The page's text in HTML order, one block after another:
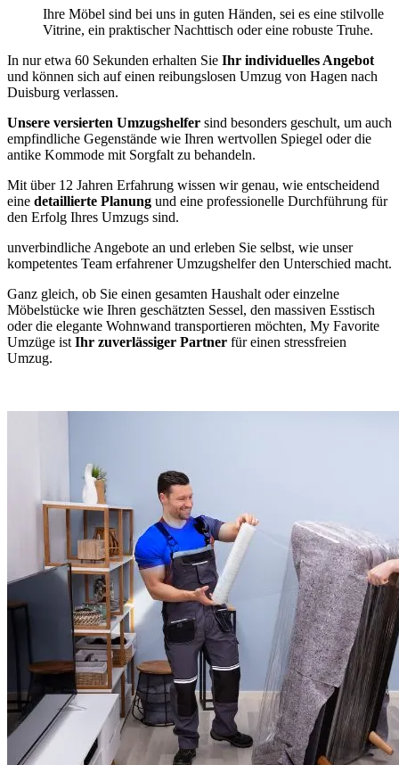
Ihre Möbel sind bei uns in guten Händen, sei es eine stilvolle
Vitrine, ein praktischer Nachttisch oder eine robuste Truhe.
In nur etwa 60 Sekunden erhalten Sie Ihr individuelles Angebot
und können sich auf einen reibungslosen Umzug von Hagen nach
Duisburg verlassen.
Unsere versierten Umzugshelfer sind besonders geschult, um auch
empfindliche Gegenstände wie Ihren wertvollen Spiegel oder die
antike Kommode mit Sorgfalt zu behandeln.
Mit über 12 Jahren Erfahrung wissen wir genau, wie entscheidend
eine detaillierte Planung und eine professionelle Durchführung für
den Erfolg Ihres Umzugs sind.
unverbindliche Angebote an und erleben Sie selbst, wie unser
kompetentes Team erfahrener Umzugshelfer den Unterschied macht.
Ganz gleich, ob Sie einen gesamten Haushalt oder einzelne
Möbelstücke wie Ihren geschätzten Sessel, den massiven Esstisch
oder die elegante Wohnwand transportieren möchten, My Favorite
Umzüge ist Ihr zuverlässiger Partner für einen stressfreien
Umzug.